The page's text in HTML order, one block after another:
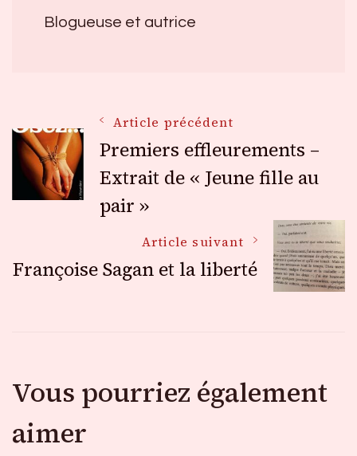
Blogueuse et autrice
Navigation
des
Article précédent
Premiers effleurements –
Extrait de « Jeune fille au
pair »
Article suivant
Françoise Sagan et la liberté
Vous pourriez également
aimer